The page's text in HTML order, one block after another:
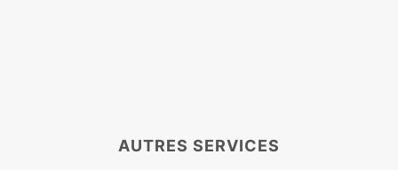
AUTRES SERVICES